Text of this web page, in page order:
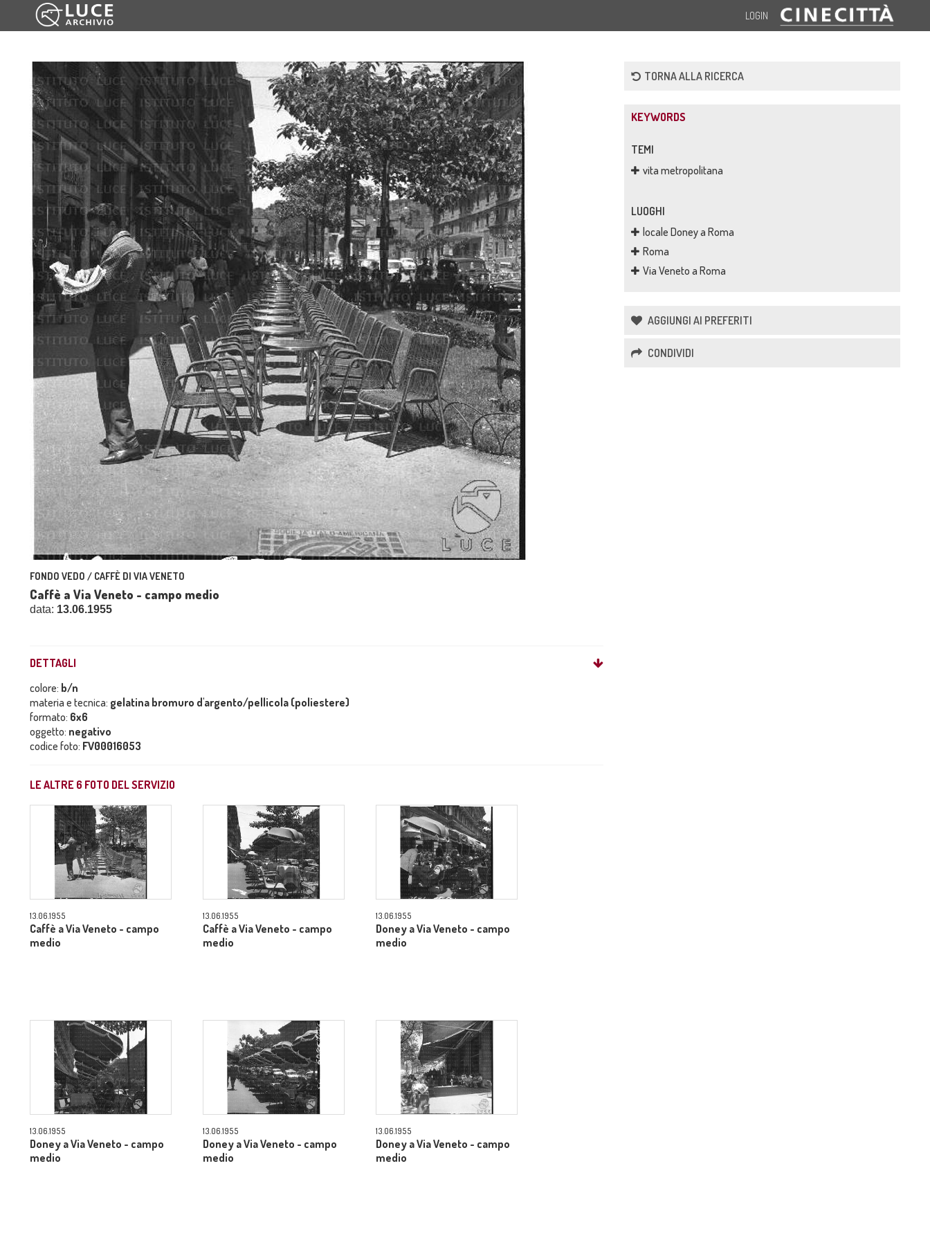
LOGIN
FONDO VEDO / CAFFÈ DI VIA VENETO
Caffè a Via Veneto - campo medio
data: 13.06.1955
DETTAGLI
colore: b/n
materia e tecnica: gelatina bromuro d'argento/pellicola (poliestere)
formato: 6x6
oggetto: negativo
codice foto: FV00016053
LE ALTRE 6 FOTO DEL SERVIZIO
13.06.1955
Caffè a Via Veneto - campo
medio
13.06.1955
Caffè a Via Veneto - campo
medio
13.06.1955
Doney a Via Veneto - campo
medio
13.06.1955
Doney a Via Veneto - campo
medio
13.06.1955
Doney a Via Veneto - campo
medio
13.06.1955
Doney a Via Veneto - campo
medio
TORNA ALLA RICERCA
KEYWORDS
TEMI
vita metropolitana
LUOGHI
locale Doney a Roma
Roma
Via Veneto a Roma
AGGIUNGI AI PREFERITI
CONDIVIDI